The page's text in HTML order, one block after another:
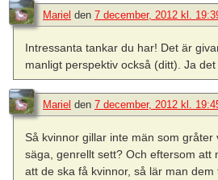
Mariel den 7 december, 2012 kl.
Intressanta tankar du har! Det är
manligt perspektiv också (ditt). Ja
Mariel den 7 december, 2012 kl.
Så kvinnor gillar inte män som gråter
säga, genrellt sett? Och eftersom att
att de ska få kvinnor, så lär man